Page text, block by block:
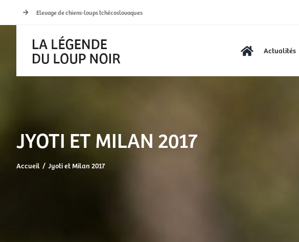
Elevage de chiens-loups tchécoslovaques
Actualités
JYOTI ET MILAN 2017
Accueil Jyoti et Milan 2017